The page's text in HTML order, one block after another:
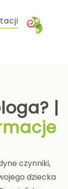
|
czynniki,
dziecka